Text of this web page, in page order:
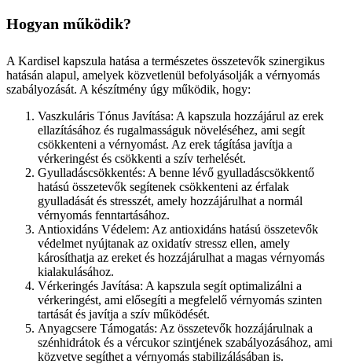
Hogyan működik?
A Kardisel kapszula hatása a természetes összetevők szinergikus
hatásán alapul, amelyek közvetlenül befolyásolják a vérnyomás
szabályozását. A készítmény úgy működik, hogy:
Vaszkuláris Tónus Javítása: A kapszula hozzájárul az erek
ellazításához és rugalmasságuk növeléséhez, ami segít
csökkenteni a vérnyomást. Az erek tágítása javítja a
vérkeringést és csökkenti a szív terhelését.
Gyulladáscsökkentés: A benne lévő gyulladáscsökkentő
hatású összetevők segítenek csökkenteni az érfalak
gyulladását és stresszét, amely hozzájárulhat a normál
vérnyomás fenntartásához.
Antioxidáns Védelem: Az antioxidáns hatású összetevők
védelmet nyújtanak az oxidatív stressz ellen, amely
károsíthatja az ereket és hozzájárulhat a magas vérnyomás
kialakulásához.
Vérkeringés Javítása: A kapszula segít optimalizálni a
vérkeringést, ami elősegíti a megfelelő vérnyomás szinten
tartását és javítja a szív működését.
Anyagcsere Támogatás: Az összetevők hozzájárulnak a
szénhidrátok és a vércukor szintjének szabályozásához, ami
közvetve segíthet a vérnyomás stabilizálásában is.